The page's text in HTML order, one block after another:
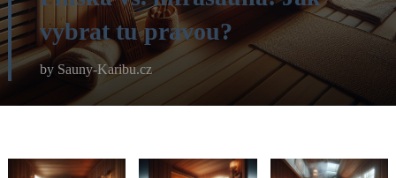
vybrat tu pravou?
by Sauny-Karibu.cz